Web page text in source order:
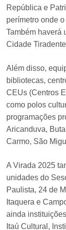
República e
perímetro onde
Também haverá
Cidade
Além disso,
bibliotecas,
CEUs (Centros
como polos
programações
Aricanduva,
Carmo, São
A Virada 2025
unidades do
Paulista, 24 de
Itaquera e
ainda
Itaú Cultural,